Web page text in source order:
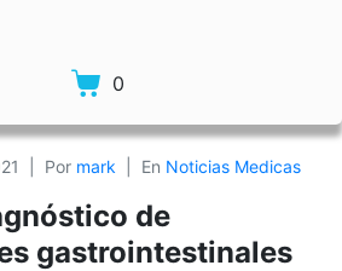
0
Por mark En Noticias Medicas
de
gastrointestinales